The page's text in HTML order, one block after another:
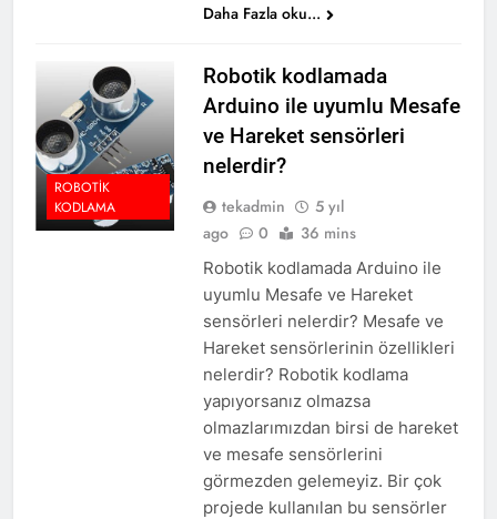
Daha Fazla oku...
ROBOTIK
KODLAMA
Robotik kodlamada
Arduino ile uyumlu Mesafe
ve Hareket sensörleri
nelerdir?
tekadmin
5 yıl
ago
0 36 mins
Robotik kodlamada Arduino ile
uyumlu Mesafe ve Hareket
sensörleri nelerdir? Mesafe ve
Hareket sensörlerinin özellikleri
nelerdir? Robotik kodlama
yapıyorsanız olmazsa
olmazlarımızdan birsi de hareket
ve mesafe sensörlerini
görmezden gelemeyiz. Bir çok
projede kullanılan bu sensörler